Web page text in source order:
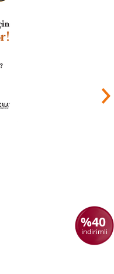
%40
indirimli